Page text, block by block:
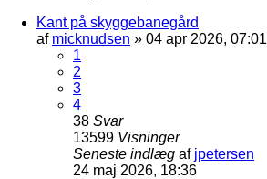
Kant på skyggebanegård
af micknudsen » 04 apr 2026, 07:01
1
2
3
4
38 Svar
13599 Visninger
Seneste indlæg af jpetersen
24 maj 2026, 18:36